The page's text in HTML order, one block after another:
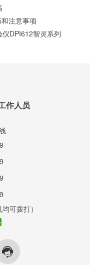
注意事项
DPI612智灵系列
作人员
可拨打）